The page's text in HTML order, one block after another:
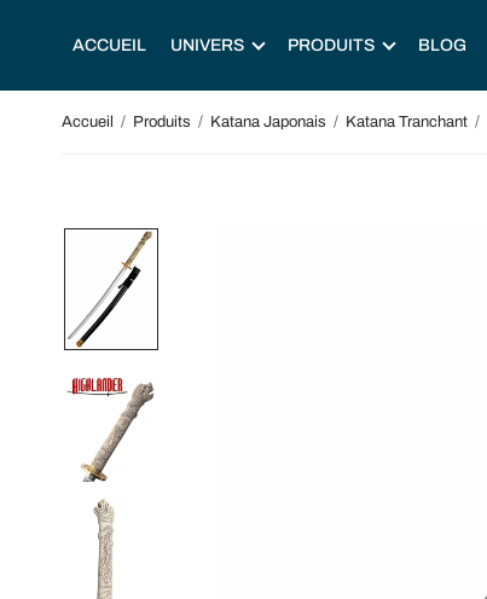
ACCUEIL UNIVERS PRODUITS BLOG
Accueil / Produits / Katana Japonais / Katana Tranchant /